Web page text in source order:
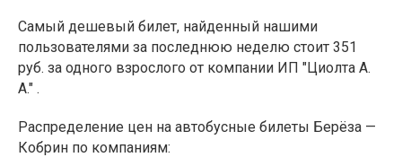
Самый дешевый билет, найденный нашими
пользователями за последнюю неделю стоит 351
руб. за одного взрослого от компании ИП "Циолта А.
А." .
Распределение цен на автобусные билеты Берёза —
Кобрин по компаниям: